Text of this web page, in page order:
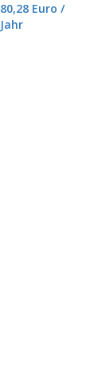
80,28 Euro /
Jahr